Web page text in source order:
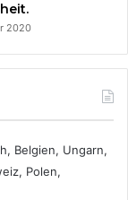
2020
Belgien, Ungarn,
Polen,